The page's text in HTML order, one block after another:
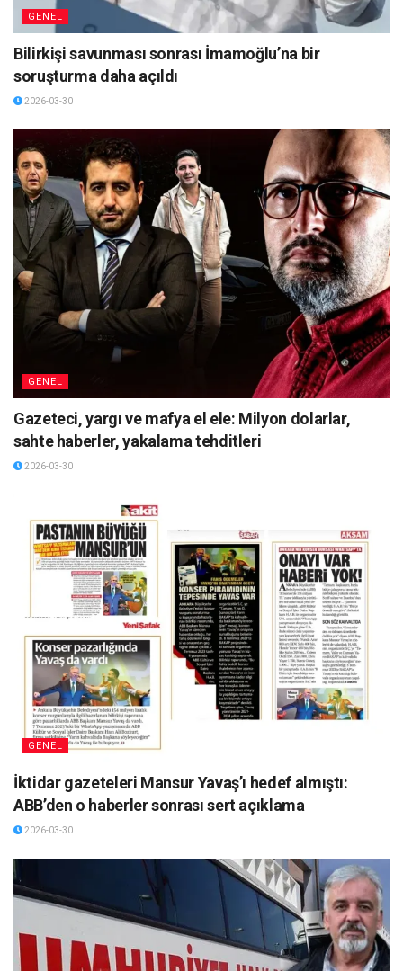
GENEL
Bilirkişi savunması sonrası İmamoğlu’na bir
soruşturma daha açıldı
2026-03-30
GENEL
Gazeteci, yargı ve mafya el ele: Milyon dolarlar,
sahte haberler, yakalama tehditleri
2026-03-30
GENEL
İktidar gazeteleri Mansur Yavaş’ı hedef almıştı:
ABB’den o haberler sonrası sert açıklama
2026-03-30